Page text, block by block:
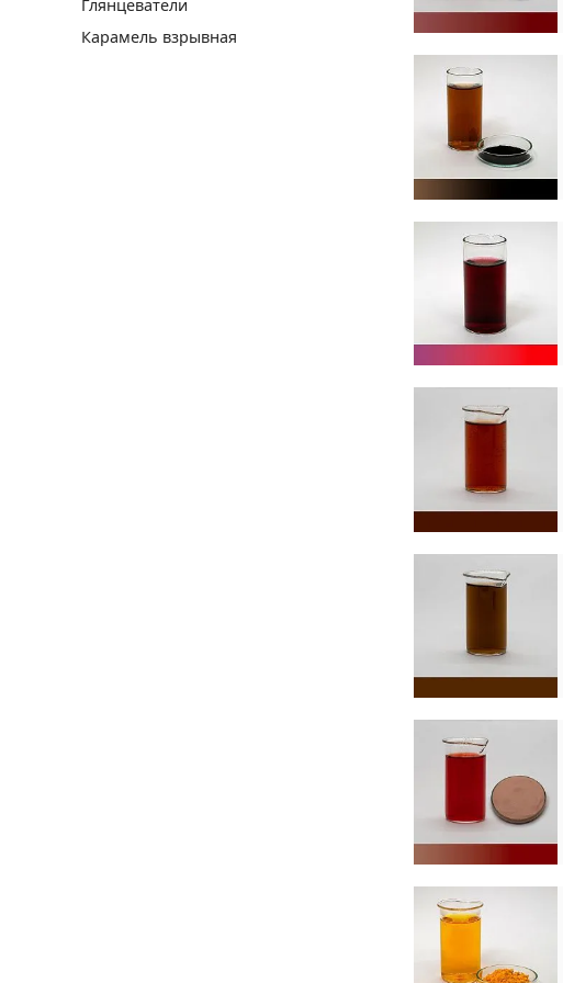
Глянцеватели
Карамель взрывная